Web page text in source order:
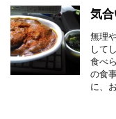
気
無理
して
食べ
の食
に、